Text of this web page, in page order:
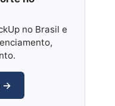
no Brasil e
→